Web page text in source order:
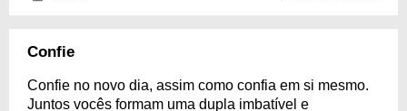
Confie
Confie no novo dia, assim como confia em si mesmo.
Juntos vocês formam uma dupla imbatível e